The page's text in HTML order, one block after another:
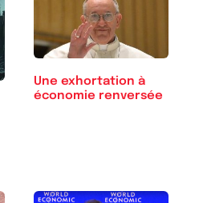
Une exhortation à
économie renversée